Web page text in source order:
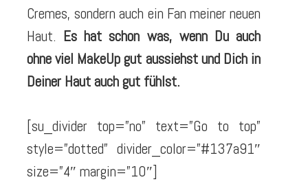
Cremes, sondern auch ein Fan meiner neuen
Haut. Es hat schon was, wenn Du auch
ohne viel MakeUp gut aussiehst und Dich in
Deiner Haut auch gut fühlst.
[su_divider top=”no” text=”Go to top”
style=”dotted” divider_color=”#137a91″
size=”4″ margin=”10″]